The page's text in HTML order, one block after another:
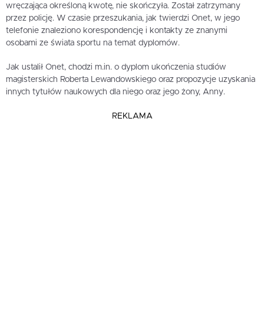
wręczająca określoną kwotę, nie skończyła. Został zatrzymany
przez policję. W czasie przeszukania, jak twierdzi Onet, w jego
telefonie znaleziono korespondencję i kontakty ze znanymi
osobami ze świata sportu na temat dyplomów.
Jak ustalił Onet, chodzi m.in. o dyplom ukończenia studiów
magisterskich Roberta Lewandowskiego oraz propozycje uzyskania
innych tytułów naukowych dla niego oraz jego żony, Anny.
REKLAMA